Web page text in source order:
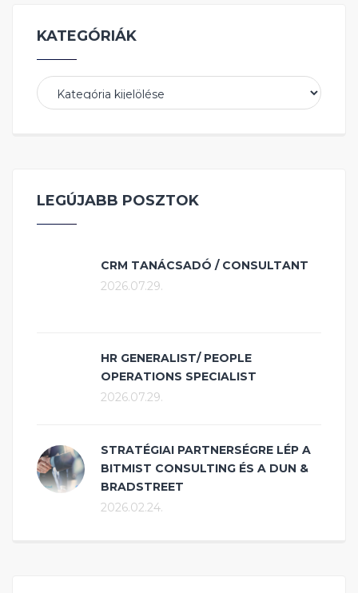
KATEGÓRIÁK
Kategóriák
LEGÚJABB POSZTOK
CRM TANÁCSADÓ / CONSULTANT
2026.07.29.
HR GENERALIST/ PEOPLE
OPERATIONS SPECIALIST
2026.07.29.
STRATÉGIAI PARTNERSÉGRE LÉP A
BITMIST CONSULTING ÉS A DUN &
BRADSTREET
2026.02.24.